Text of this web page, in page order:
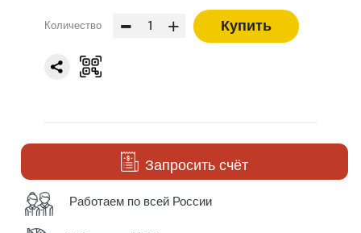
Количество - + Купить
Запросить счёт
Работаем по всей России